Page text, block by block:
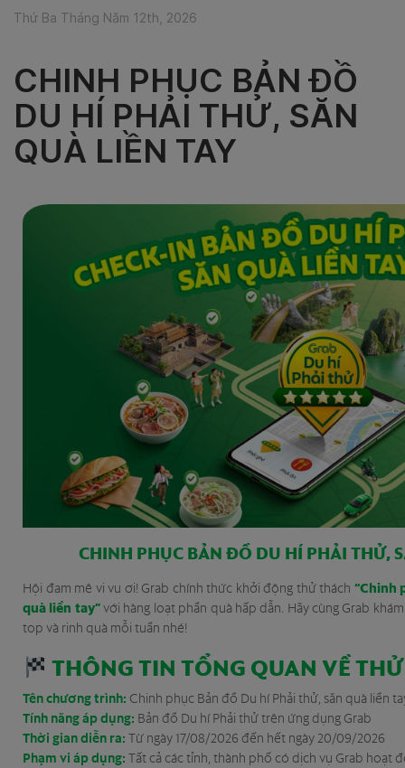
Thứ Ba Tháng Năm 12th, 2026
CHINH PHỤC BẢN ĐỒ
DU HÍ PHẢI THỬ, SĂN
QUÀ LIỀN TAY
CHINH PHỤC BẢN ĐỒ DU HÍ PHẢI THỬ,
Hội đam mê vi vu ơi! Grab chính thức khởi động thử thách “Chinh
quà liền tay”với hàng loạt phần quà hấp dẫn. Hãy cùng Grab
top và rinh quà mỗi tuần nhé!
THÔNG TIN TỔNG QUAN VỀ
Tên chương trình: Chinh phục Bản đồ Du hí Phải thử, săn quà liền
Tính năng áp dụng: Bản đồ Du hí Phải thử trên ứng dụng Grab
Thời gian diễn ra: Từ ngày 17/08/2026 đến hết ngày 20/09/2026
Phạm vi áp dụng: Tất cả các tỉnh, thành phố có dịch vụ Grab hoạt